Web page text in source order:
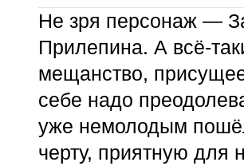
Не зря персонаж —
Прилепина. А всё-
мещанство,
себе надо
уже немолодым
черту, приятную для